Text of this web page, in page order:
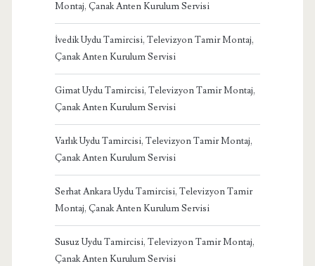
Montaj, Çanak Anten Kurulum Servisi
İvedik Uydu Tamircisi, Televizyon Tamir Montaj,
Çanak Anten Kurulum Servisi
Gimat Uydu Tamircisi, Televizyon Tamir Montaj,
Çanak Anten Kurulum Servisi
Varlık Uydu Tamircisi, Televizyon Tamir Montaj,
Çanak Anten Kurulum Servisi
Serhat Ankara Uydu Tamircisi, Televizyon Tamir
Montaj, Çanak Anten Kurulum Servisi
Susuz Uydu Tamircisi, Televizyon Tamir Montaj,
Çanak Anten Kurulum Servisi